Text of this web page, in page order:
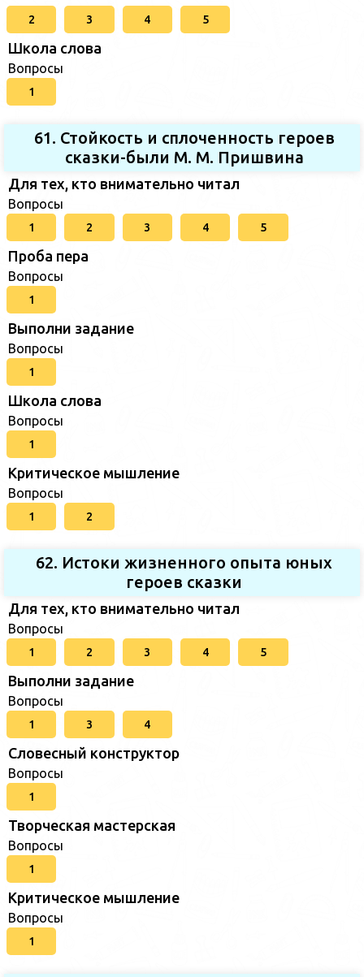
2 3 4 5
Школа слова
Вопросы
1
61. Стойкость и сплоченность героев
сказки-были М. М. Пришвина
Для тех, кто внимательно читал
Вопросы
1 2 3 4 5
Проба пера
Вопросы
1
Выполни задание
Вопросы
1
Школа слова
Вопросы
1
Критическое мышление
Вопросы
1 2
62. Истоки жизненного опыта юных
героев сказки
Для тех, кто внимательно читал
Вопросы
1 2 3 4 5
Выполни задание
Вопросы
1 3 4
Словесный конструктор
Вопросы
1
Творческая мастерская
Вопросы
1
Критическое мышление
Вопросы
1